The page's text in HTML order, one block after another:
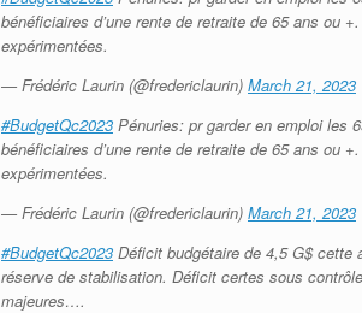
bénéficiaires d’une rente de retraite de 65 ans ou
expérimentées.
— Frédéric Laurin (@fredericlaurin) March 21, 2023
#BudgetQc2023 Pénuries: pr garder en emploi les
bénéficiaires d’une rente de retraite de 65 ans ou
expérimentées.
— Frédéric Laurin (@fredericlaurin) March 21, 2023
#BudgetQc2023 Déficit budgétaire de 4,5 G$ cette
réserve de stabilisation. Déficit certes sous
majeures….